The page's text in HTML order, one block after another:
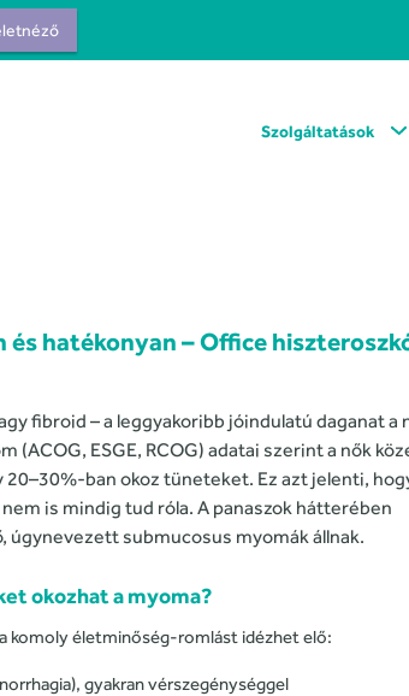
Szolgáltatások
hatékonyan – Office
fibroid – a leggyakoribb jóindulatú daganat a
ESGE, RCOG) adatai szerint a nők
20–30%-ban okoz tüneteket. Ez azt jelenti,
is mindig tud róla. A panaszok hátterében
úgynevezett submucosus myomák állnak.
okozhat a myoma?
komoly életminőség-romlást idézhet elő:
gyakran vérszegénységgel